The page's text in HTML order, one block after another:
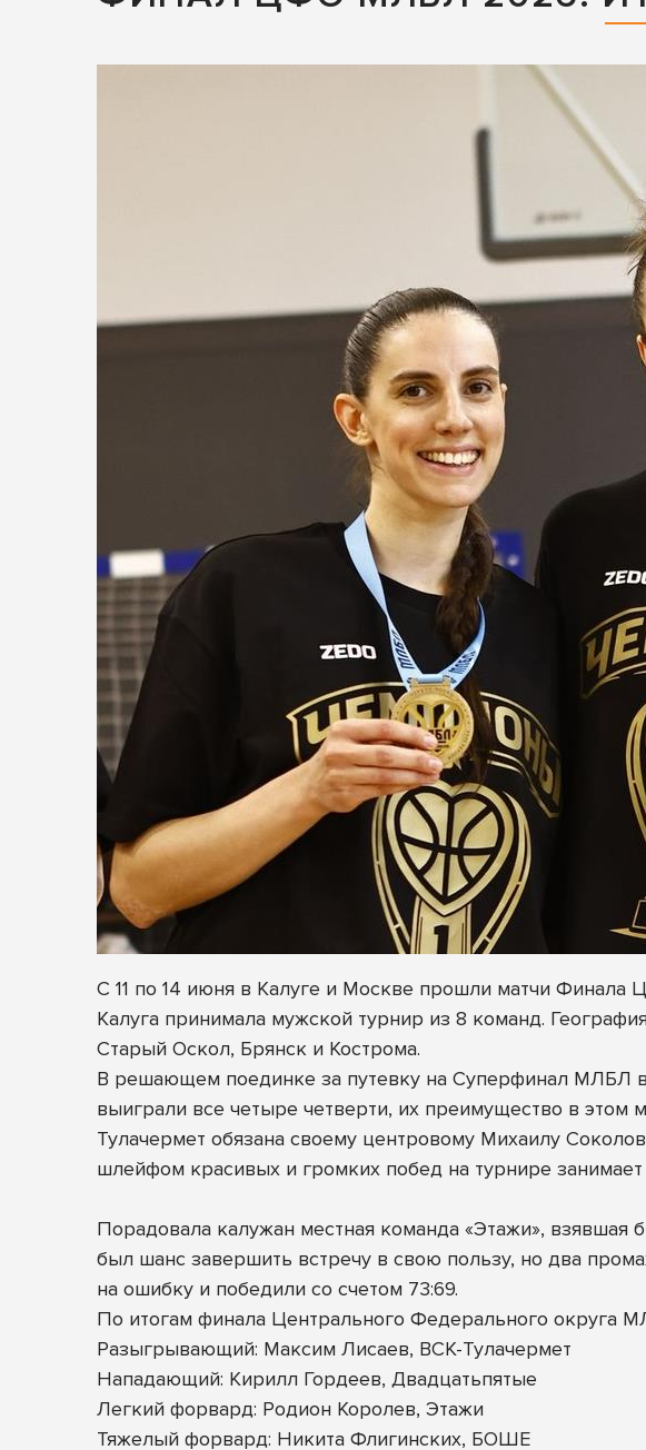
С 11 по 14 июня в Калуге и Москве прошли матчи
Калуга принимала мужской турнир из 8 команд.
Старый Оскол, Брянск и Кострома.
В решающем поединке за путевку на Суперфинал МЛБЛ
выиграли все четыре четверти, их преимущество в
Тулачермет обязана своему центровому Михаилу
шлейфом красивых и громких побед на турнире занимает
Порадовала калужан местная команда «Этажи», взявшая
был шанс завершить встречу в свою пользу, но два
на ошибку и победили со счетом 73:69.
По итогам финала Центрального Федерального округа
Разыгрывающий: Максим Лисаев, ВСК-Тулачермет
Нападающий: Кирилл Гордеев, Двадцатьпятые
Легкий форвард: Родион Королев, Этажи
Тяжелый форвард: Никита Флигинских, БОШЕ